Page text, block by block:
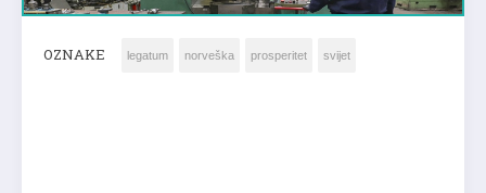
OZNAKE legatum norveška prosperitet svijet